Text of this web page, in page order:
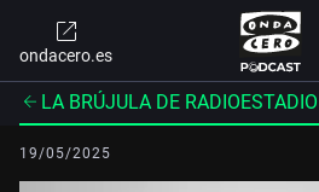
ondacero.es
LA BRÚJULA DE
19/05/2025